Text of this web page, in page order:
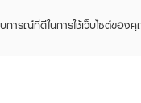
การณ์ที่ดีในการใช้เว็บไซต์ขอ